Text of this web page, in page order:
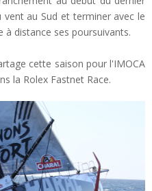
au Sud et terminer avec le
à distance ses poursuivants.
cette saison pour l'IMOCA
la Rolex Fastnet Race.